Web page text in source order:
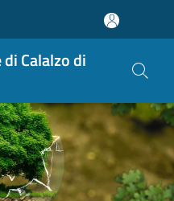
Calalzo di